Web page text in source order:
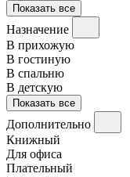
Показать все
Назначение
В прихожую
В гостиную
В спальню
В детскую
Показать все
Дополнительно
Книжный
Для офиса
Плательный